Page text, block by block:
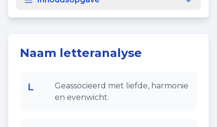
Naam letteranalyse
L
Geassocieerd met liefde, harmonie
en evenwicht.